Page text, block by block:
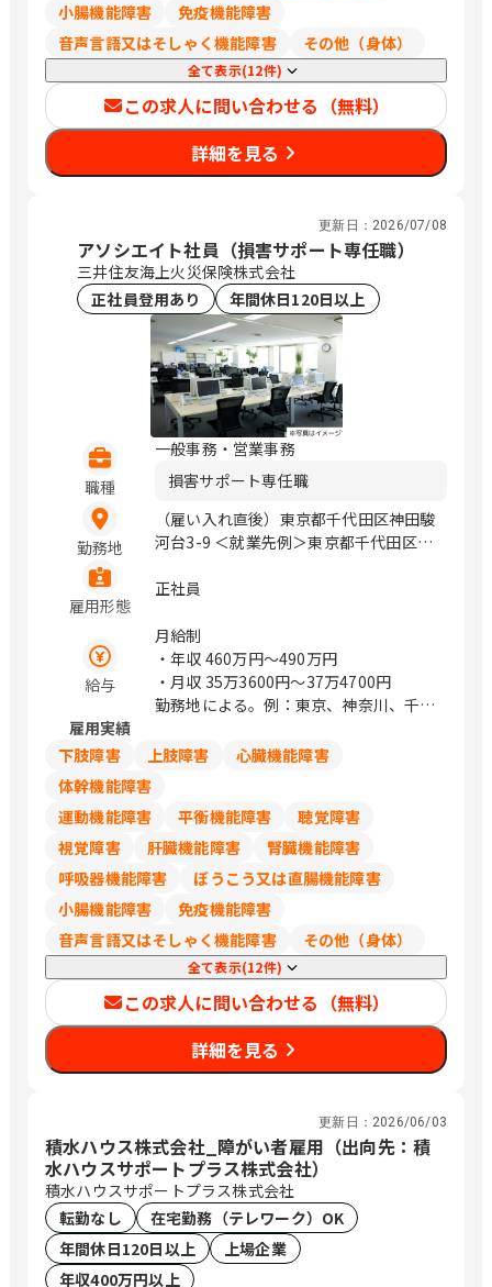
目17番32号 松本ビル 大阪市北区大淀中
1-1-93 （梅田スカイビルガーデンシッ
クス3階） 兵庫県明石市大明石町2丁目
1-32 （ラ スーノ明石公園前ビル） 兵庫
県姫路市東延末1-1 （姫路NKビル1F）
兵庫県西宮市両度町6－30 和歌山県和歌
山市杉ノ馬場一丁目1番地FK
BUILDING3階 鳥取県米子市米原4丁目2
県岡山市北区今2丁目9番8号 岡山県倉敷
市白楽町587-3 広島県広島市安佐南区西
原5-16-6 （ケイ・テイ ビル3F） 山口県
周南市久米中央四丁目10番11号 山口県
下関市綾羅木本町3丁目13-9 山口県山口
市小郡下郷2227番地4 徳島県徳島市中洲
町一丁目8-1 愛媛県松山市生石町130-1
高知県高知市杉井流21番10号 福岡県福
岡市博多区御供所町1-1 （西鉄祇園ビ
ル） 福岡県北九州市小倉北区京町三丁
目7番1号 （ガーデンシティ小倉3階）
福岡県久留米市合川町1925番1号 （中央
公園通り） 佐賀県佐賀市駅前中央1丁目
14-40 （ニッセイ佐賀駅前ビル4F） 熊
本県熊本市南区田井島1丁目7-1 宮崎県
延岡市日の出町2丁目1番地9 （メモリア
ルライフ1階北号室） 宮崎県宮崎市高千
目4番7号 ※転居を伴う転勤なし。 ※原
則マイカー通勤不可 / 札幌、盛岡、勾当
台公園、山形、郡山、水戸、宇都宮、前
橋、浦和、熊谷、川越、千葉みなと、船
参道、立川、みなとみらい、海老名、辻
岡、栄、豊橋、岡崎、草津、彦根、烏丸
御池、福知山、高の原、大阪、箕面船場
阪大前、枚方市、なかもず、東岸和田、
明石、姫路、西宮北口、和歌山市、三本
松口、乃木、北長瀬、倉敷、下祇園、櫛
ケ浜、綾羅木、新山口、徳島、松山、高
知、祇園、小倉、西鉄久留米、佐賀、平
成、延岡、宮崎、郡元
小腸機能障害
免疫機能障害
音声言語又はそしゃく機能障害
その他（身体）
全て表示(12件)
この求人に問い合わせる（無料）
詳細を見る
更新日： 2026/07/08
アソシエイト社員（損害サポート専任職）
三井住友海上火災保険株式会社
正社員登用あり
年間休日120日以上
職種
一般事務・営業事務
損害サポート専任職
勤務地
（雇い入れ直後）東京都千代田区神田駿
河台3-9 ＜就業先例＞東京都千代田区神
町
雇用形態
正社員
給与
月給制
・年収 460万円〜490万円
・月収 35万3600円〜37万4700円
勤務地による。例：東京、神奈川、千
雇用実績
下肢障害
上肢障害
心臓機能障害
体幹機能障害
運動機能障害
平衡機能障害
聴覚障害
視覚障害
肝臓機能障害
腎臓機能障害
呼吸器機能障害
ぼうこう又は直腸機能障害
小腸機能障害
免疫機能障害
音声言語又はそしゃく機能障害
その他（身体）
全て表示(12件)
この求人に問い合わせる（無料）
詳細を見る
更新日： 2026/06/03
積水ハウス株式会社_障がい者雇用（出向先：積
水ハウスサポートプラス株式会社）
積水ハウスサポートプラス株式会社
転勤なし
在宅勤務（テレワーク）OK
年間休日120日以上
上場企業
年収400万円以上